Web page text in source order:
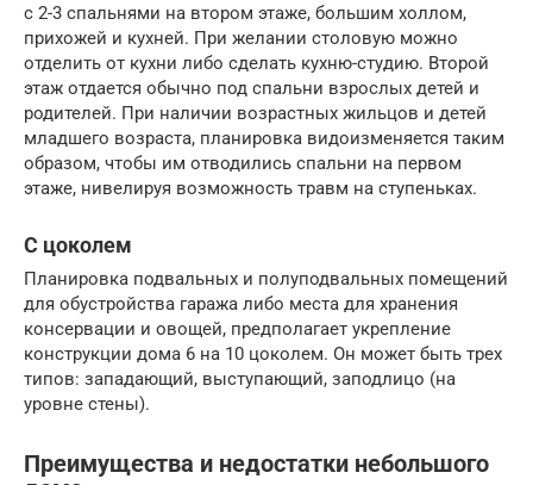
с 2-3 спальнями на втором этаже, большим холлом,
прихожей и кухней. При желании столовую можно
отделить от кухни либо сделать кухню-студию. Второй
этаж отдается обычно под спальни взрослых детей и
родителей. При наличии возрастных жильцов и детей
младшего возраста, планировка видоизменяется таким
образом, чтобы им отводились спальни на первом
этаже, нивелируя возможность травм на ступеньках.
С цоколем
Планировка подвальных и полуподвальных помещений
для обустройства гаража либо места для хранения
консервации и овощей, предполагает укрепление
конструкции дома 6 на 10 цоколем. Он может быть трех
типов: западающий, выступающий, заподлицо (на
уровне стены).
Преимущества и недостатки небольшого